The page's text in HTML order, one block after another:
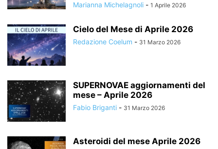
Marianna Michelagnoli - 1 Aprile 2026
Cielo del Mese di Aprile 2026
Redazione Coelum - 31 Marzo 2026
SUPERNOVAE aggiornamenti del
mese – Aprile 2026
Fabio Briganti - 31 Marzo 2026
Asteroidi del mese Aprile 2026